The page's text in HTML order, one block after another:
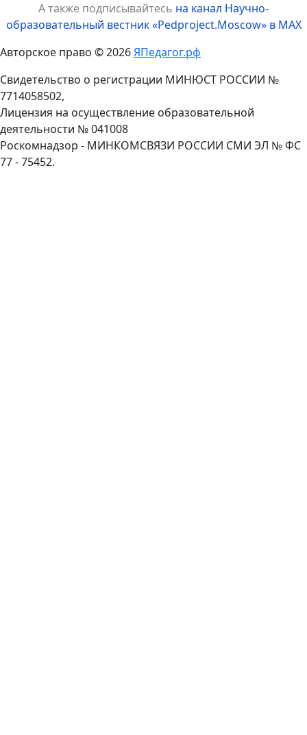
А также подписывайтесь на канал Научно-
образовательный вестник «Pedproject.Moscow» в MAX
Авторское право © 2026ЯПедагог.рф
Свидетельство о регистрации МИНЮСТ РОССИИ №
7714058502,
Лицензия на осуществление образовательной
деятельности № 041008
Роскомнадзор - МИНКОМСВЯЗИ РОССИИ СМИ ЭЛ № ФС
77 - 75452.